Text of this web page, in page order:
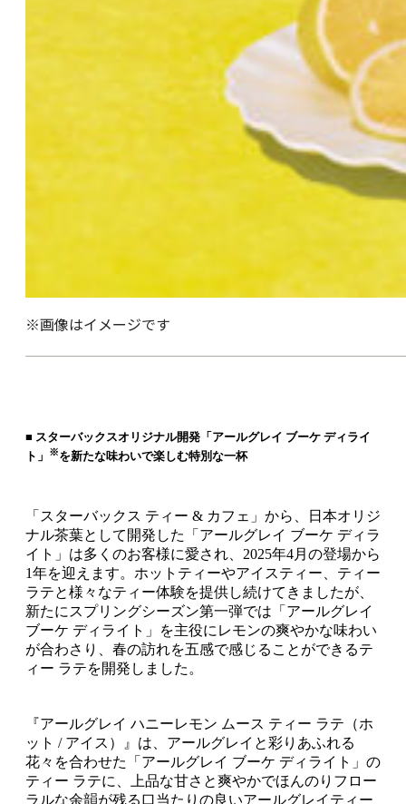
※画像はイメージです
■ スターバックスオリジナル開発「アールグレイ ブーケ ディライ
ト」
※を新たな味わいで楽しむ特別な一杯
「スターバックス ティー & カフェ」から、日本オリジ
ナル茶葉として開発した「アールグレイ ブーケ ディラ
イト」は多くのお客様に愛され、2025年4月の登場から
1年を迎えます。ホットティーやアイスティー、ティー
ラテと様々なティー体験を提供し続けてきましたが、
新たにスプリングシーズン第一弾では「アールグレイ
ブーケ ディライト」を主役にレモンの爽やかな味わい
が合わさり、春の訪れを五感で感じることができるテ
ィー ラテを開発しました。
『アールグレイ ハニーレモン ムース ティー ラテ（ホ
ット / アイス）』は、アールグレイと彩りあふれる
花々を合わせた「アールグレイ ブーケ ディライト」の
ティー ラテに、上品な甘さと爽やかでほんのりフロー
ラルな余韻が残る口当たりの良いアールグレイティー